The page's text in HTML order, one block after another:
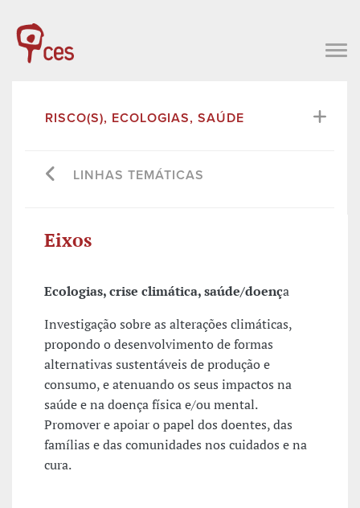
RISCO(S), ECOLOGIAS, SAÚDE
LINHAS TEMÁTICAS
Eixos
Ecologias, crise climática, saúde/doença
Investigação sobre as alterações climáticas,
propondo o desenvolvimento de formas
alternativas sustentáveis de produção e
consumo, e atenuando os seus impactos na
saúde e na doença física e/ou mental.
Promover e apoiar o papel dos doentes, das
famílias e das comunidades nos cuidados e na
cura.